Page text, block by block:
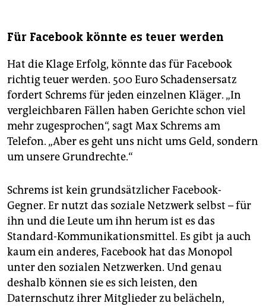
Für Facebook könnte es teuer werden
Hat die Klage Erfolg, könnte das für Facebook
richtig teuer werden. 500 Euro Schadensersatz
fordert Schrems für jeden einzelnen Kläger. „In
vergleichbaren Fällen haben Gerichte schon viel
mehr zugesprochen“, sagt Max Schrems am
Telefon. „Aber es geht uns nicht ums Geld, sondern
um unsere Grundrechte.“
Schrems ist kein grundsätzlicher Facebook-
Gegner. Er nutzt das soziale Netzwerk selbst – für
ihn und die Leute um ihn herum ist es das
Standard-Kommunikationsmittel. Es gibt ja auch
kaum ein anderes, Facebook hat das Monopol
unter den sozialen Netzwerken. Und genau
deshalb können sie es sich leisten, den
Daternschutz ihrer Mitglieder zu belächeln,